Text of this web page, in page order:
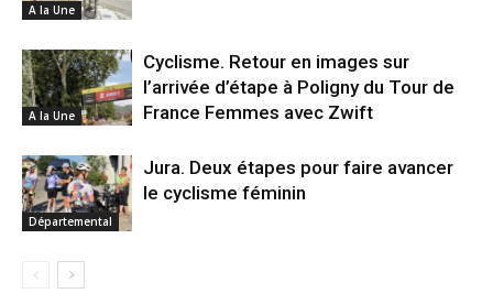
A la Une
A la Une
Cyclisme. Retour en images sur
l’arrivée d’étape à Poligny du Tour de
France Femmes avec Zwift
Départemental
Jura. Deux étapes pour faire avancer
le cyclisme féminin